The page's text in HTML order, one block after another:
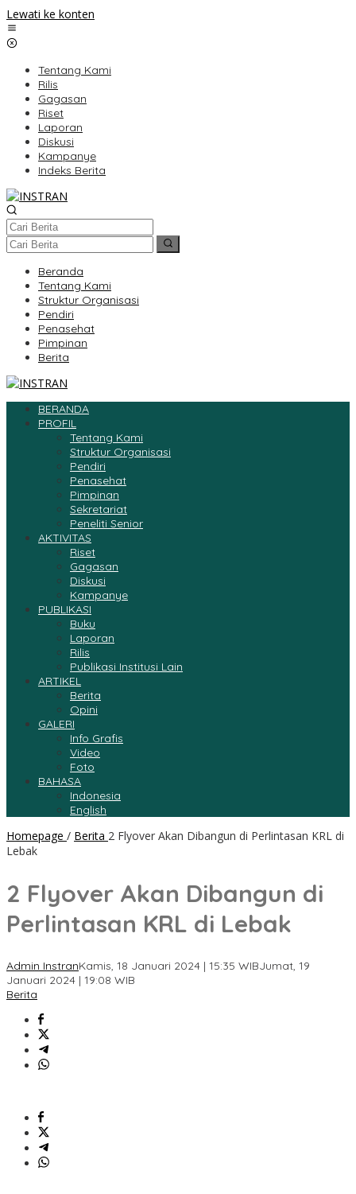
Lewati ke konten
Tentang Kami
Rilis
Gagasan
Riset
Laporan
Diskusi
Kampanye
Indeks Berita
Beranda
Tentang Kami
Struktur Organisasi
Pendiri
Penasehat
Pimpinan
Berita
BERANDA
PROFIL
Tentang Kami
Struktur Organisasi
Pendiri
Penasehat
Pimpinan
Sekretariat
Peneliti Senior
AKTIVITAS
Riset
Gagasan
Diskusi
Kampanye
PUBLIKASI
Buku
Laporan
Rilis
Publikasi Institusi Lain
ARTIKEL
Berita
Opini
GALERI
Info Grafis
Video
Foto
BAHASA
Indonesia
English
Homepage / Berita 2 Flyover Akan Dibangun di Perlintasan KRL di
Lebak
2 Flyover Akan Dibangun di
Perlintasan KRL di Lebak
Admin InstranKamis, 18 Januari 2024 | 15:35 WIBJumat, 19
Januari 2024 | 19:08 WIB
Berita